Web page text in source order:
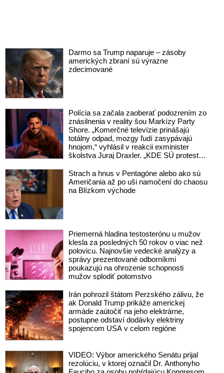
Darmo sa Trump naparuje – zásoby
amerických zbraní sú výrazne
zdecimované
Polícia sa začala zaoberať podozrením zo
znásilnenia v reality šou Markízy Party
Shore. „Komerčné televízie prinášajú
totálny odpad, mozgy ľudí zasypávajú
hnojom,“ vyhlásil v reakcii exminister
školstva Juraj Draxler. „KDE SÚ protesty,
pracovníkov?“ spýtal sa
Strach a hnus v Pentagóne alebo ako sú
Američania až po uši namočení do chaosu
na Blízkom východe
Priemerná hladina testosterónu u mužov
klesla za posledných 50 rokov o viac než
polovicu. Najnovšie vedecké analýzy a
správy prezentované odborníkmi
poukazujú na ohrozenie schopnosti
mužov splodiť potomstvo
Irán pohrozil štátom Perzského zálivu, že
ak Donald Trump prikáže americkej
armáde zaútočiť na jeho elektrárne,
postupne odstaví dodávky elektriny
spojencom USA v celom regióne
VIDEO: Výbor amerického Senátu prijal
rezolúciu, v ktorej označil Dr. Anthonyho